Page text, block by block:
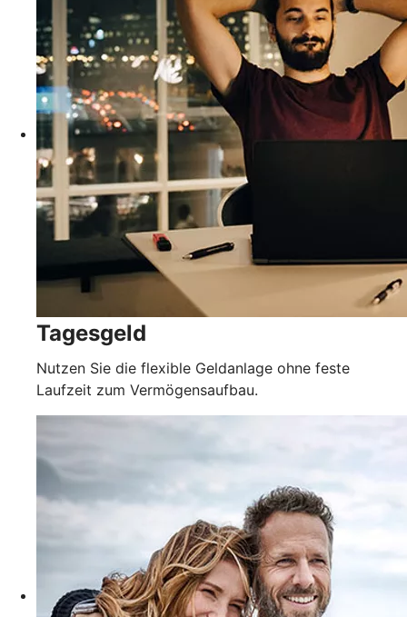
Tagesgeld
Nutzen Sie die flexible Geldanlage ohne feste
Laufzeit zum Vermögensaufbau.